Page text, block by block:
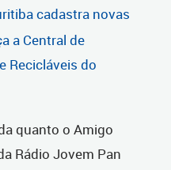
cadastra novas
a Central de
Recicláveis do
quanto o Amigo
Rádio Jovem Pan